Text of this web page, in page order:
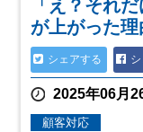
「え？それ
が上がった理
シェアする
2025年06月
顧客対応